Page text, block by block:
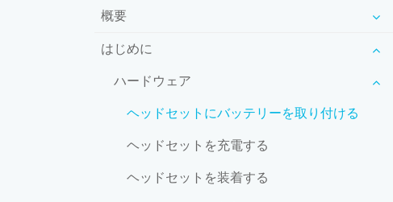
概要
はじめに
ハードウェア
ヘッドセットにバッテリーを取り付ける
ヘッドセットを充電する
ヘッドセットを装着する